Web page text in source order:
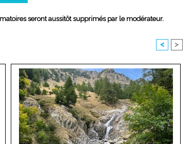
seront aussitôt supprimés par le modérateur.
< >